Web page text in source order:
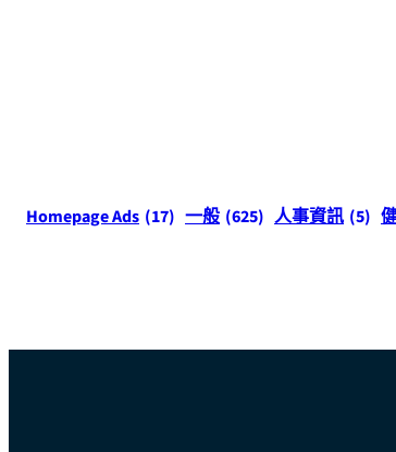
Homepage Ads (17) 一般 (625) 人事資訊 (5)